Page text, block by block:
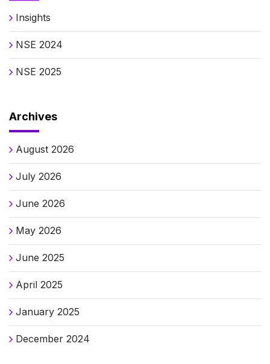
Insights
NSE 2024
NSE 2025
Archives
August 2026
July 2026
June 2026
May 2026
June 2025
April 2025
January 2025
December 2024